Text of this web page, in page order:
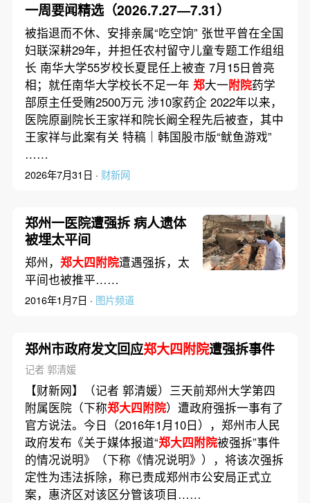
一周要闻精选（2026.7.27—7.31）
被指退而不休、安排亲属“吃空饷” 张世平曾在全国
妇联深耕29年，并担任农村留守儿童专题工作组组
长 南华大学55岁校长夏昆任上被查 7月15日曾亮
相；就任南华大学校长不足一年 郑大一附院药学
部原主任受贿2500万元 涉10家药企 2022年以来，
医院原副院长王家祥和院长阚全程先后被查，其中
王家祥与此案有关 特稿｜韩国股市版“鱿鱼游戏”
……
2026年7月31日 · 财新网
郑州一医院遭强拆 病人遗体
被埋太平间
郑州， 郑大四附院遭遇强拆，太
平间也被推平……
2016年1月7日 · 图片频道
郑州市政府发文回应郑大四附院遭强拆事件
记者 郭清媛
【财新网】（记者 郭清媛）三天前郑州大学第四
附属医院（下称郑大四附院）遭政府强拆一事有了
官方说法。今日（2016年1月10日），郑州市人民
政府发布《关于媒体报道“郑大四附院被强拆”事件
的情况说明》（下称《情况说明》），将该次强拆
定性为违法拆除，称已责成郑州市公安局正式立
案，惠济区对该区分管该项目……